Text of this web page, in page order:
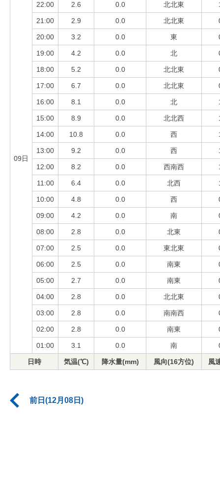
09日
22:00 2.6 0.0 北北東
21:00 2.9 0.0 北北東
20:00 3.2 0.0 東
19:00 4.2 0.0 北
18:00 5.2 0.0 北北東
17:00 6.7 0.0 北北東
16:00 8.1 0.0 北
15:00 8.9 0.0 北北西
14:00 10.8 0.0 西
13:00 9.2 0.0 西
12:00 8.2 0.0 西南西
11:00 6.4 0.0 北西
10:00 4.8 0.0 西
09:00 4.2 0.0 南
08:00 2.8 0.0 北東
07:00 2.5 0.0 東北東
06:00 2.5 0.0 南東
05:00 2.7 0.0 南東
04:00 2.8 0.0 北北東
03:00 2.8 0.0 南南西
02:00 2.8 0.0 南東
01:00 3.1 0.0 南
日時 気温(℃) 降水量(mm) 風向(16方位) 風
前日(12月08日)